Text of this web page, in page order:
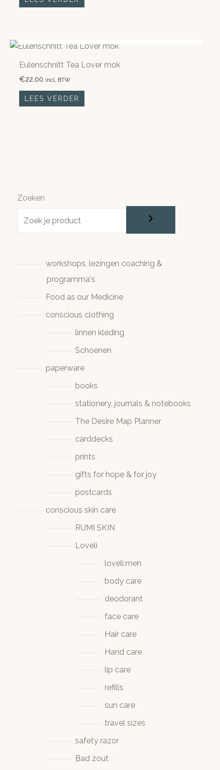
Eulenschnitt Tea Lover mok
€22.00 incl. BTW
LEES VERDER
Zoeken
workshops, lezingen coaching &
programma's
Food as our Medicine
conscious clothing
linnen kleding
Schoenen
paperware
books
stationery, journals & notebooks
The Desire Map Planner
carddecks
prints
gifts for hope & for joy
postcards
conscious skin care
RUMI SKIN
Loveli
loveli.men
body care
deodorant
face care
Hair care
Hand care
lip care
refills
sun care
travel sizes
safety razor
Bad zout